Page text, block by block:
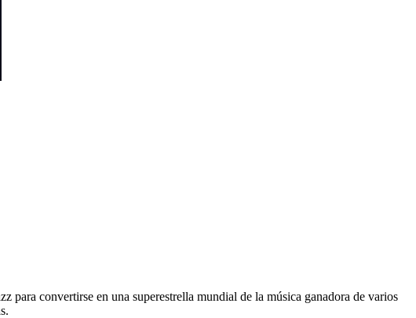
convertirse en una superestrella mundial de la música ganadora de varios